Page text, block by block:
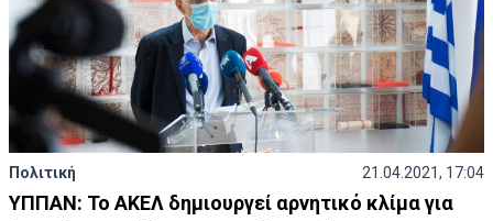
Πολιτική 21.04.2021, 17:04
ΥΠΠΑΝ: Το ΑΚΕΛ δημιουργεί αρνητικό κλίμα για